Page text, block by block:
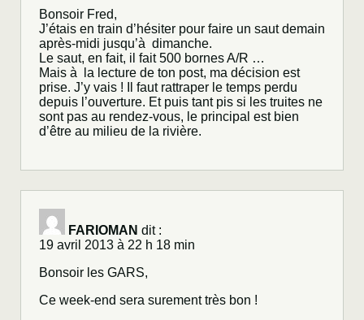
Bonsoir Fred,
J’étais en train d’hésiter pour faire un saut demain
après-midi jusqu’à dimanche.
Le saut, en fait, il fait 500 bornes A/R …
Mais à la lecture de ton post, ma décision est
prise. J’y vais ! Il faut rattraper le temps perdu
depuis l’ouverture. Et puis tant pis si les truites ne
sont pas au rendez-vous, le principal est bien
d’être au milieu de la rivière.
FARIOMAN dit :
19 avril 2013 à 22 h 18 min
Bonsoir les GARS,
Ce week-end sera surement très bon !